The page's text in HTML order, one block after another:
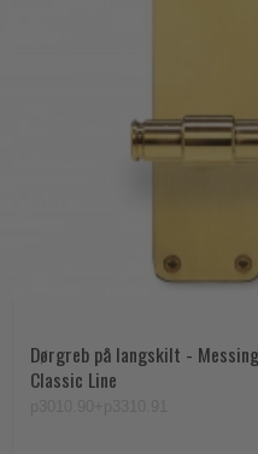
Dørgreb på langskilt -
Classic Line